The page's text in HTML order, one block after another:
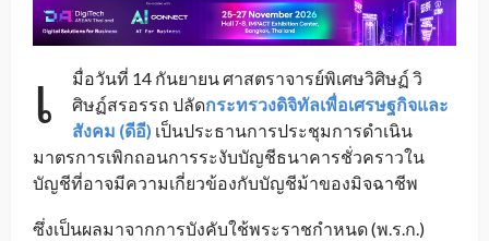
เ
มื่อวันที่ 14 กันยายน ศาสตราจารย์พิเศษวิศิษฏ์ วิ
ศิษฏ์สรอรรถ ปลัดกระทรวงดิจิทัลเพื่อเศรษฐกิจและ
สังคม (ดีอี) เป็นประธานการประชุมการดำเนิน
มาตรการเพิกถอนการระงับบัญชีธนาคารชั่วคราวใน
บัญชีที่อาจมีความเกี่ยวข้องกับบัญชีม้าของมิจฉาชีพ
ซึ่งเป็นผลมาจากการบังคับใช้พระราชกำหนด (พ.ร.ก.)